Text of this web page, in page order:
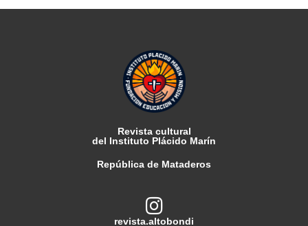
Revista cultural
del Instituto Plácido Marín
República de Mataderos
revista.altobondi